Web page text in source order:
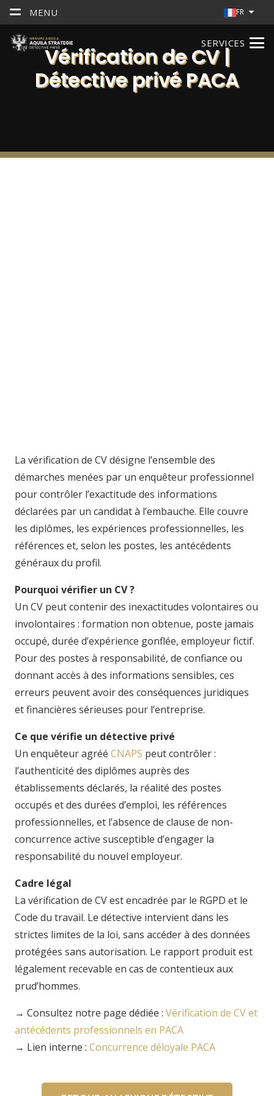
MENU FR
SERVICES
Vérification de CV |
Détective privé PACA
La vérification de CV désigne l’ensemble des
démarches menées par un enquêteur professionnel
pour contrôler l’exactitude des informations
déclarées par un candidat à l’embauche. Elle couvre
les diplômes, les expériences professionnelles, les
références et, selon les postes, les antécédents
généraux du profil.
Pourquoi vérifier un CV ?
Un CV peut contenir des inexactitudes volontaires ou
involontaires : formation non obtenue, poste jamais
occupé, durée d’expérience gonflée, employeur fictif.
Pour des postes à responsabilité, de confiance ou
donnant accès à des informations sensibles, ces
erreurs peuvent avoir des conséquences juridiques
et financières sérieuses pour l’entreprise.
Ce que vérifie un détective privé
Un enquêteur agréé CNAPS peut contrôler :
l’authenticité des diplômes auprès des
établissements déclarés, la réalité des postes
occupés et des durées d’emploi, les références
professionnelles, et l’absence de clause de non-
concurrence active susceptible d’engager la
responsabilité du nouvel employeur.
Cadre légal
La vérification de CV est encadrée par le RGPD et le
Code du travail. Le détective intervient dans les
strictes limites de la loi, sans accéder à des données
protégées sans autorisation. Le rapport produit est
légalement recevable en cas de contentieux aux
prud’hommes.
→ Consultez notre page dédiée : Vérification de CV et
antécédents professionnels en PACA
→ Lien interne : Concurrence déloyale PACA